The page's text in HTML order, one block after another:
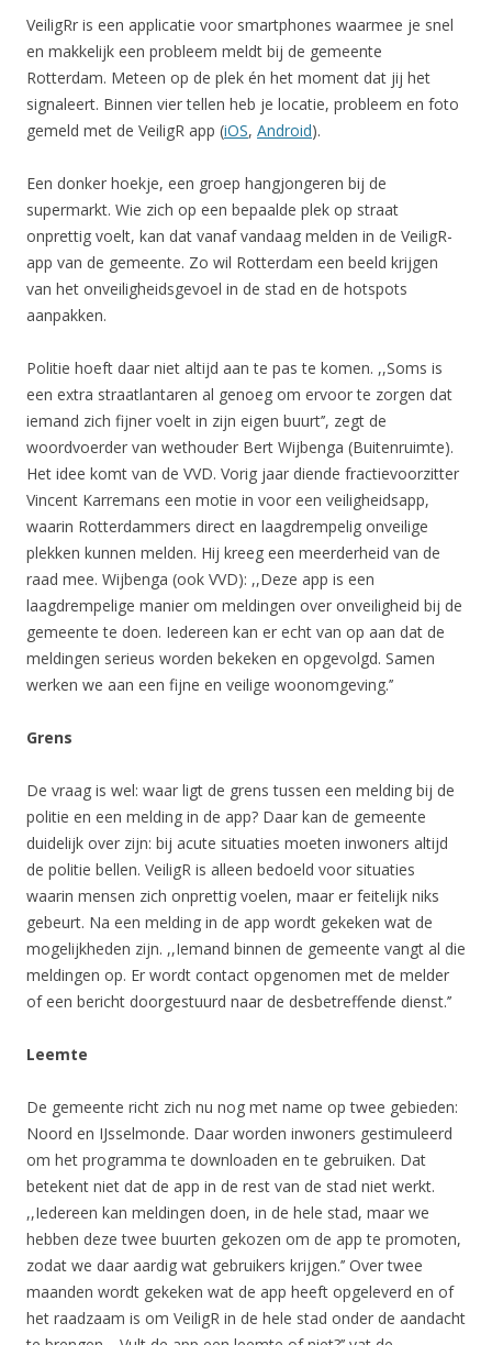
VeiligRr is een applicatie voor smartphones waarmee je snel
en makkelijk een probleem meldt bij de gemeente
Rotterdam. Meteen op de plek én het moment dat jij het
signaleert. Binnen vier tellen heb je locatie, probleem en foto
gemeld met de VeiligR app (iOS, Android).
Een donker hoekje, een groep hangjongeren bij de
supermarkt. Wie zich op een bepaalde plek op straat
onprettig voelt, kan dat vanaf vandaag melden in de VeiligR-
app van de gemeente. Zo wil Rotterdam een beeld krijgen
van het onveiligheidsgevoel in de stad en de hotspots
aanpakken.
Politie hoeft daar niet altijd aan te pas te komen. ,,Soms is
een extra straatlantaren al genoeg om ervoor te zorgen dat
iemand zich fijner voelt in zijn eigen buurt’’, zegt de
woordvoerder van wethouder Bert Wijbenga (Buitenruimte).
Het idee komt van de VVD. Vorig jaar diende fractievoorzitter
Vincent Karremans een motie in voor een veiligheidsapp,
waarin Rotterdammers direct en laagdrempelig onveilige
plekken kunnen melden. Hij kreeg een meerderheid van de
raad mee. Wijbenga (ook VVD): ,,Deze app is een
laagdrempelige manier om meldingen over onveiligheid bij de
gemeente te doen. Iedereen kan er echt van op aan dat de
meldingen serieus worden bekeken en opgevolgd. Samen
werken we aan een fijne en veilige woonomgeving.’’
Grens
De vraag is wel: waar ligt de grens tussen een melding bij de
politie en een melding in de app? Daar kan de gemeente
duidelijk over zijn: bij acute situaties moeten inwoners altijd
de politie bellen. VeiligR is alleen bedoeld voor situaties
waarin mensen zich onprettig voelen, maar er feitelijk niks
gebeurt. Na een melding in de app wordt gekeken wat de
mogelijkheden zijn. ,,Iemand binnen de gemeente vangt al die
meldingen op. Er wordt contact opgenomen met de melder
of een bericht doorgestuurd naar de desbetreffende dienst.’’
Leemte
De gemeente richt zich nu nog met name op twee gebieden:
Noord en IJsselmonde. Daar worden inwoners gestimuleerd
om het programma te downloaden en te gebruiken. Dat
betekent niet dat de app in de rest van de stad niet werkt.
,,Iedereen kan meldingen doen, in de hele stad, maar we
hebben deze twee buurten gekozen om de app te promoten,
zodat we daar aardig wat gebruikers krijgen.’’ Over twee
maanden wordt gekeken wat de app heeft opgeleverd en of
het raadzaam is om VeiligR in de hele stad onder de aandacht